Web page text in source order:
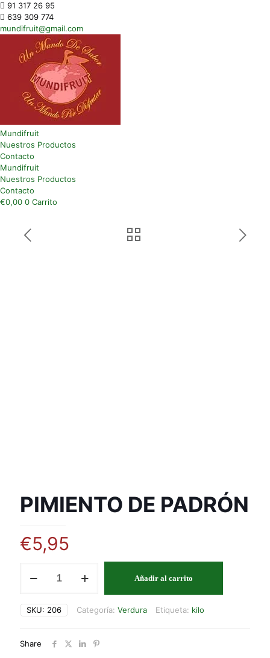
91 317 26 95
639 309 774
mundifruit@gmail.com
Mundifruit
Nuestros Productos
Contacto
Mundifruit
Nuestros Productos
Contacto
€0,00 0 Carrito
PIMIENTO DE PADRÓN
€5,95
cantidad
Añadir al carrito
SKU: 206 Categoría: Verdura Etiqueta: kilo
Share